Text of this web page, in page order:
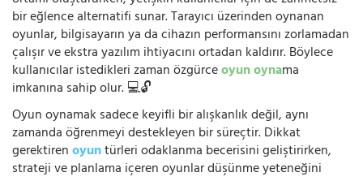
bir eğlence alternatifi sunar. Tarayıcı üzerinden oynanan
oyunlar, bilgisayarın ya da cihazın performansını zorlamadan
çalışır ve ekstra yazılım ihtiyacını ortadan kaldırır. Böylece
kullanıcılar istedikleri zaman özgürceoyun oynama
imkanına sahip olur. 💻🔓
Oyun oynamak sadece keyifli bir alışkanlık değil, aynı
zamanda öğrenmeyi destekleyen bir süreçtir. Dikkat
gerektirenoyuntürleri odaklanma becerisini geliştirirken,
strateji ve planlama içeren oyunlar düşünme yeteneğini